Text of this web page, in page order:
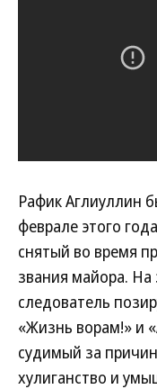
Рафик Аглиуллин
феврале этого
снятый во время
звания майора.
следователь
«Жизнь ворам!» и
судимый за
хулиганство и